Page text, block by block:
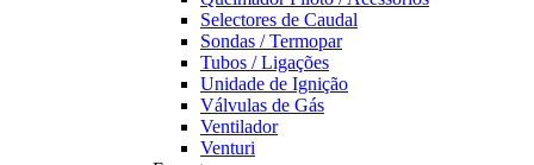
Selectores de Caudal
Sondas / Termopar
Tubos / Ligações
Unidade de Ignição
Válvulas de Gás
Ventilador
Venturi